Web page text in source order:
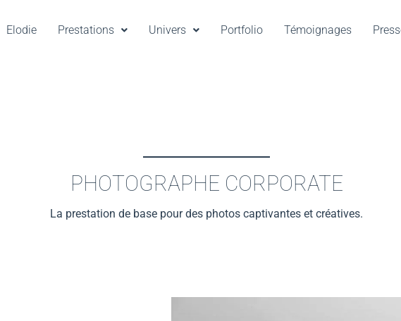
Elodie Prestations Univers Portfolio Témoignages
PHOTOGRAPHE CORPORATE
La prestation de base pour des photos captivantes et créatives.